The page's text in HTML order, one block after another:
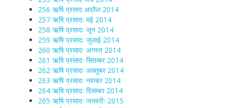
256 ऋषि प्रसाद अप्रैल 2014
257 ऋषि प्रसादः मई 2014
258 ऋषि प्रसादः जून 2014
259 ऋषि प्रसादः जुलाई 2014
260 ऋषि प्रसादः अगस्त 2014
261 ऋषि प्रसादः सितम्बर 2014
262 ऋषि प्रसादः अक्तूबर 2014
263 ऋषि प्रसादः नवम्बर 2014
264 ऋषि प्रसादः दिसम्बर 2014
265 ऋषि प्रसादः जनवरीः 2015